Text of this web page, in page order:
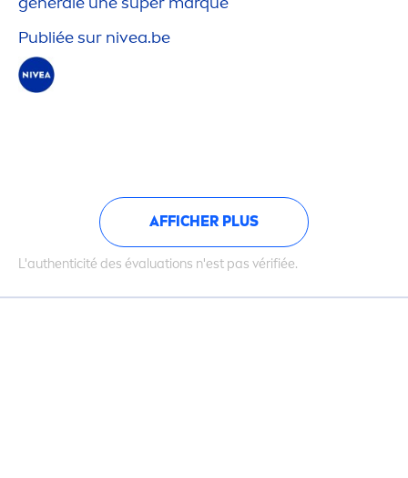
Publiée sur nivea.be
AFFICHER PLUS
L'authenticité des évaluations n'est pas vérifiée.